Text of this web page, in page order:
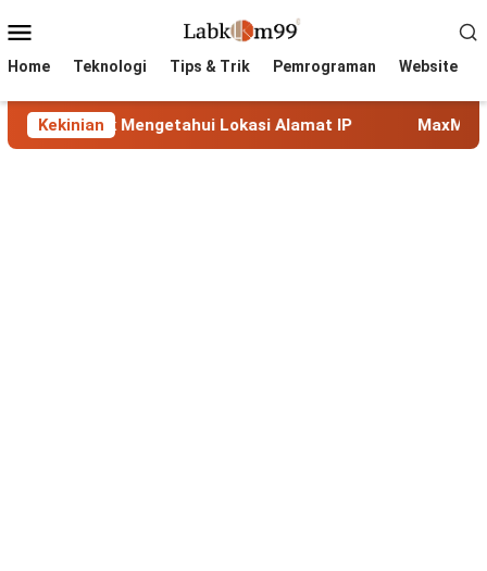
to
Menu
Home Teknologi Tips & Trik Pemrograman Website
Kekinian
Mengetahui Lokasi Alamat IP MaxMind GeoLite: